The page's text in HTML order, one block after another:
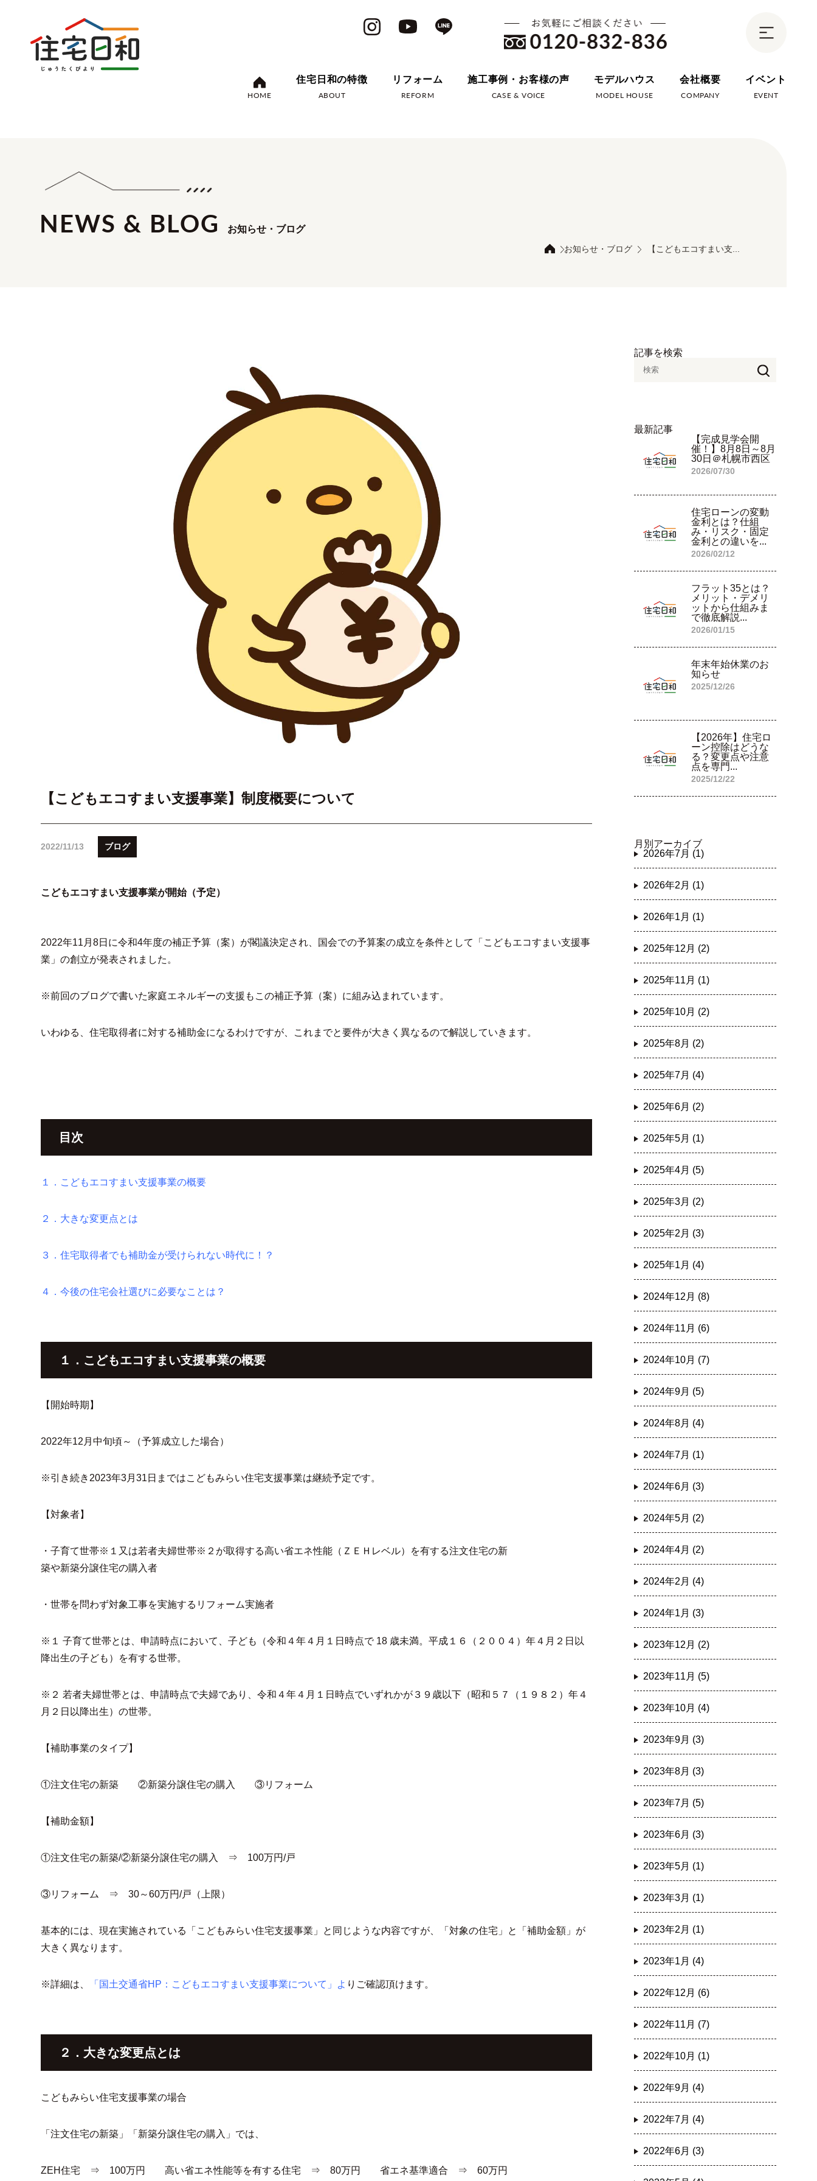
HOME
住宅日和の特徴
ABOUT
リフォーム
REFORM
施工事例・お客様の声
CASE & VOICE
モデルハウス
MODEL HOUSE
会社概要
COMPANY
イベント
EVENT
NEWS & BLOG お知らせ・ブログ
お知らせ・ブログ 【こどもエコすまい支...
【こどもエコすまい支援事業】制度概要について
2022/11/13 ブログ
こどもエコすまい支援事業が開始（予定）
2022年11月8日に令和4年度の補正予算（案）が閣議決定され、国会での予算案の成立を条件として「こどもエコすまい支援事
業」の創立が発表されました。
※前回のブログで書いた家庭エネルギーの支援もこの補正予算（案）に組み込まれています。
いわゆる、住宅取得者に対する補助金になるわけですが、これまでと要件が大きく異なるので解説していきます。
目次
１．こどもエコすまい支援事業の概要
２．大きな変更点とは
３．住宅取得者でも補助金が受けられない時代に！？
４．今後の住宅会社選びに必要なことは？
１．こどもエコすまい支援事業の概要
【開始時期】
2022年12月中旬頃～（予算成立した場合）
※引き続き2023年3月31日まではこどもみらい住宅支援事業は継続予定です。
【対象者】
・子育て世帯※１又は若者夫婦世帯※２が取得する高い省エネ性能（ＺＥＨレベル）を有する注文住宅の新
築や新築分譲住宅の購入者
・世帯を問わず対象工事を実施するリフォーム実施者
※１ 子育て世帯とは、申請時点において、子ども（令和４年４月１日時点で 18 歳未満。平成１６（２００４）年４月２日以
降出生の子ども）を有する世帯。
※２ 若者夫婦世帯とは、申請時点で夫婦であり、令和４年４月１日時点でいずれかが３９歳以下（昭和５７（１９８２）年４
月２日以降出生）の世帯。
【補助事業のタイプ】
①注文住宅の新築 ②新築分譲住宅の購入 ③リフォーム
【補助金額】
①注文住宅の新築/②新築分譲住宅の購入 ⇒ 100万円/戸
③リフォーム ⇒ 30～60万円/戸（上限）
基本的には、現在実施されている「こどもみらい住宅支援事業」と同じような内容ですが、「対象の住宅」と「補助金額」が
大きく異なります。
※詳細は、 「国土交通省HP：こどもエコすまい支援事業について」 よ りご確認頂けます。
２．大きな変更点とは
こどもみらい住宅支援事業の場合
「注文住宅の新築」「新築分譲住宅の購入」では、
ZEH住宅 ⇒ 100万円 高い省エネ性能等を有する住宅 ⇒ 80万円 省エネ基準適合 ⇒ 60万円
記事を検索
最新記事
【完成見学会開
催！】8月8日～8月
30日＠札幌市西区
2026/07/30
住宅ローンの変動
金利とは？仕組
み・リスク・固定
金利との違いを...
2026/02/12
フラット35とは？
メリット・デメリ
ットから仕組みま
で徹底解説...
2026/01/15
年末年始休業のお
知らせ
2025/12/26
【2026年】住宅ロ
ーン控除はどうな
る？変更点や注意
点を専門...
2025/12/22
月別アーカイブ
2026年7月 (1)
2026年2月 (1)
2026年1月 (1)
2025年12月 (2)
2025年11月 (1)
2025年10月 (2)
2025年8月 (2)
2025年7月 (4)
2025年6月 (2)
2025年5月 (1)
2025年4月 (5)
2025年3月 (2)
2025年2月 (3)
2025年1月 (4)
2024年12月 (8)
2024年11月 (6)
2024年10月 (7)
2024年9月 (5)
2024年8月 (4)
2024年7月 (1)
2024年6月 (3)
2024年5月 (2)
2024年4月 (2)
2024年2月 (4)
2024年1月 (3)
2023年12月 (2)
2023年11月 (5)
2023年10月 (4)
2023年9月 (3)
2023年8月 (3)
2023年7月 (5)
2023年6月 (3)
2023年5月 (1)
2023年3月 (1)
2023年2月 (1)
2023年1月 (4)
2022年12月 (6)
2022年11月 (7)
2022年10月 (1)
2022年9月 (4)
2022年7月 (4)
2022年6月 (3)